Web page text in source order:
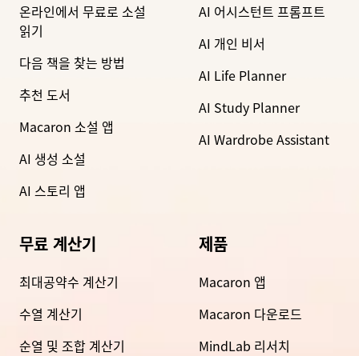
온라인에서 무료로 소설
읽기
다음 책을 찾는 방법
추천 도서
Macaron 소설 앱
AI 생성 소설
AI 스토리 앱
AI 어시스턴트 프롬프트
AI 개인 비서
AI Life Planner
AI Study Planner
AI Wardrobe Assistant
무료 계산기
최대공약수 계산기
수열 계산기
순열 및 조합 계산기
제품
Macaron 앱
Macaron 다운로드
MindLab 리서치